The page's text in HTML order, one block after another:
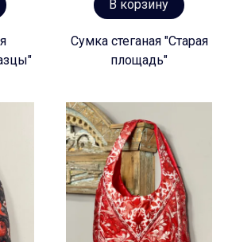
В корзину
Сумка стеганая "Старая
площадь"